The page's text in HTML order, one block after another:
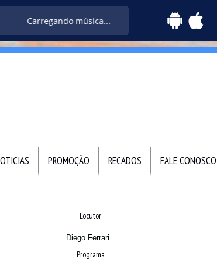
Carregando música...
PROMOÇÃO RECADOS FALE CONOSCO
Locutor
Diego Ferrari
Programa